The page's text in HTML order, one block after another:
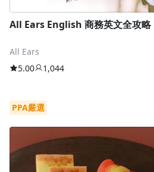
All Ears English 商務英文全攻略
All Ears
5.00
1,044
PPA嚴選